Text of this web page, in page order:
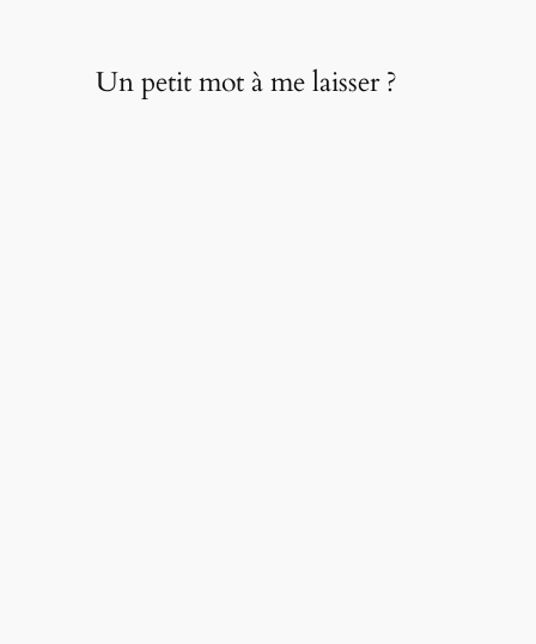
Un petit mot à me laisser ?